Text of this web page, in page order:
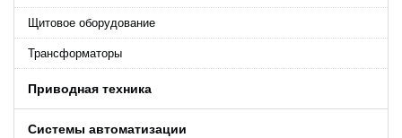
Щитовое оборудование
Трансформаторы
Приводная техника
Системы автоматизации